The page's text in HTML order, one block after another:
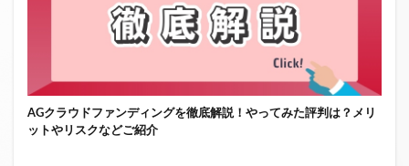
AGクラウドファンディングを徹底解説！やってみた評判は？メリ
ットやリスクなどご紹介